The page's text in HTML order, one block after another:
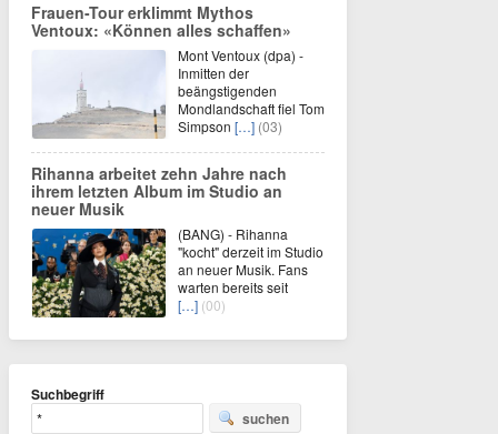
Frauen-Tour erklimmt Mythos
Ventoux: «Können alles schaffen»
Mont Ventoux (dpa) -
Inmitten der
beängstigenden
Mondlandschaft fiel Tom
Simpson […] (03)
Rihanna arbeitet zehn Jahre nach
ihrem letzten Album im Studio an
neuer Musik
(BANG) - Rihanna
"kocht" derzeit im Studio
an neuer Musik. Fans
warten bereits seit
[…] (00)
Suchbegriff
suchen